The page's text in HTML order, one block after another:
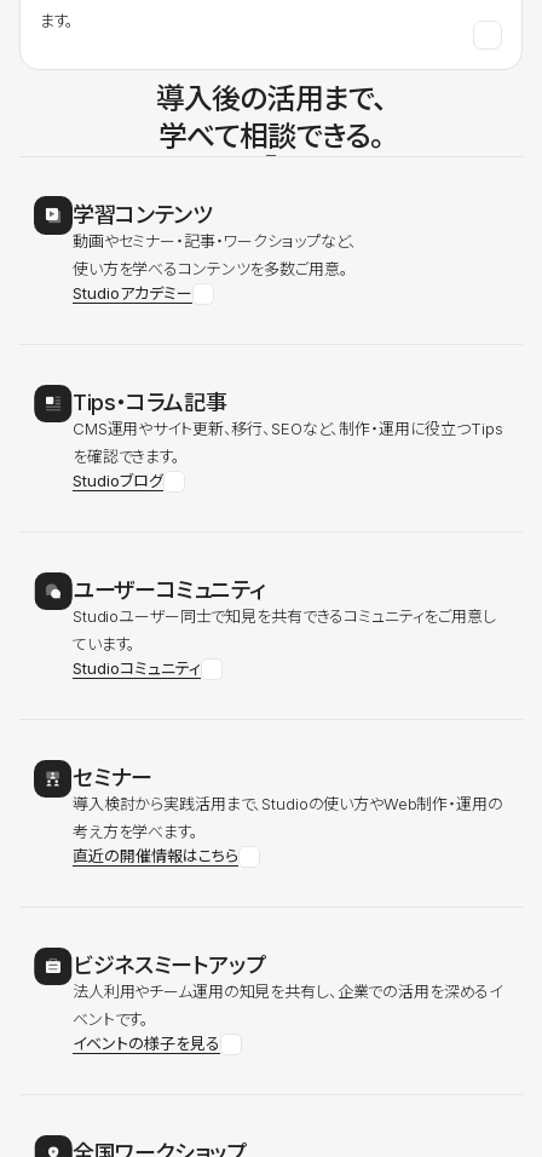
ます。
導入後の活用まで、
学べて相談できる。
学習コンテンツ
動画やセミナー・記事・ワークショップなど、
使い方を学べるコンテンツを多数ご用意。
Studioアカデミー
Tips・コラム記事
CMS運用やサイト更新、移行、SEOなど、制作・運用に役立つTips
を確認できます。
Studioブログ
ユーザーコミュニティ
Studioユーザー同士で知見を共有できるコミュニティをご用意し
ています。
Studioコミュニティ
セミナー
導入検討から実践活用まで、Studioの使い方やWeb制作・運用の
考え方を学べます。
直近の開催情報はこちら
ビジネスミートアップ
法人利用やチーム運用の知見を共有し、企業での活用を深めるイ
ベントです。
イベントの様子を見る